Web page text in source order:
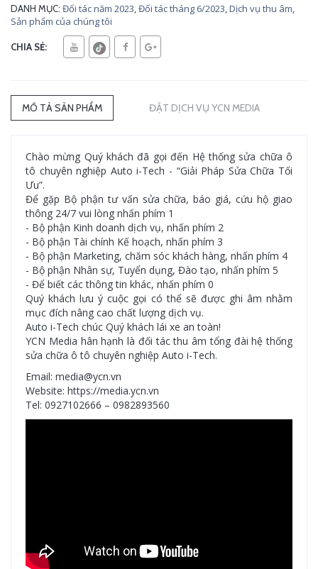
DANH MỤC: Đối tác năm 2023,Đối tác tháng 6/2023,Dịch vụ thu âm,
Sản phẩm của chúng tôi
CHIA SẺ:
MÔ TẢ SẢN PHẨM ĐẶT DỊCH VỤ YCN MEDIA
Chào mừng Quý khách đã gọi đến Hệ thống sửa chữa ô
tô chuyên nghiệp Auto i-Tech - “Giải Pháp Sửa Chữa Tối
Ưu”.
Để gặp Bộ phận tư vấn sửa chữa, báo giá, cứu hộ giao
thông 24/7 vui lòng nhấn phím 1
- Bộ phận Kinh doanh dịch vụ, nhấn phím 2
- Bộ phận Tài chính Kế hoạch, nhấn phím 3
- Bộ phận Marketing, chăm sóc khách hàng, nhấn phím 4
- Bộ phận Nhân sự, Tuyển dụng, Đào tạo, nhấn phím 5
- Để biết các thông tin khác, nhấn phím 0
Quý khách lưu ý cuộc gọi có thể sẽ được ghi âm nhằm
mục đích nâng cao chất lượng dịch vụ.
Auto i-Tech chúc Quý khách lái xe an toàn!
YCN Media hân hạnh là đối tác thu âm tổng đài hệ thống
sửa chữa ô tô chuyên nghiệp Auto i-Tech.
Email: media@ycn.vn
Website: https://media.ycn.vn
Tel: 0927102666 – 0982893560